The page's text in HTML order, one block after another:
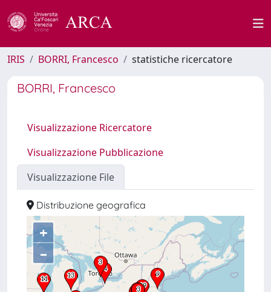
IRIS BORRI, Francesco statistiche ricercatore
BORRI, Francesco
Visualizzazione Ricercatore
Visualizzazione Pubblicazione
Visualizzazione File
Distribuzione geografica
+
–